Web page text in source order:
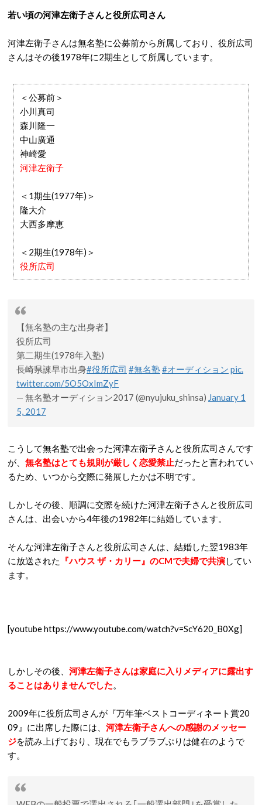
若い頃の河津左衛子さんと役所広司さん
河津左衛子さんは無名塾に公募前から所属しており、役所広司
さんはその後1978年に2期生として所属しています。
＜公募前＞
小川真司
森川隆一
中山廣通
神崎愛
河津左衛子
＜1期生(1977年)＞
隆大介
大西多摩恵
＜2期生(1978年)＞
役所広司
【無名塾の主な出身者】
役所広司
第二期生(1978年入塾)
長崎県諫早市出身#役所広司 #無名塾#オーディション pic.
twitter.com/5O5OxImZyF
— 無名塾オーディション2017 (@nyujuku_shinsa) January 1
5, 2017
こうして無名塾で出会った河津左衛子さんと役所広司さんです
が、 無名塾はとても規則が厳しく恋愛禁止だったと言われてい
るため、いつから交際に発展したかは不明です。
しかしその後、順調に交際を続けた河津左衛子さんと役所広司
さんは、出会いから4年後の1982年に結婚しています。
そんな河津左衛子さんと役所広司さんは、結婚した翌1983年
に放送された
『ハウス ザ・カリー』のCMで夫婦で共演してい
ます。
[youtube https://www.youtube.com/watch?v=ScY620_B0Xg]
しかしその後、 河津左衛子さんは家庭に入りメディアに露出す
ることはありませんでした。
2009年に役所広司さんが『万年筆ベストコーディネート賞20
09』に出席した際には、 河津左衛子さんへの感謝のメッセー
ジを読み上げており、現在でもラブラブぶりは健在のようで
す。